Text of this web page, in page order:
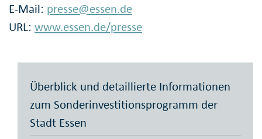
E-Mail: presse@essen.de
URL: www.essen.de/presse
Überblick und detaillierte Informationen
zum Sonderinvestitionsprogramm der
Stadt Essen